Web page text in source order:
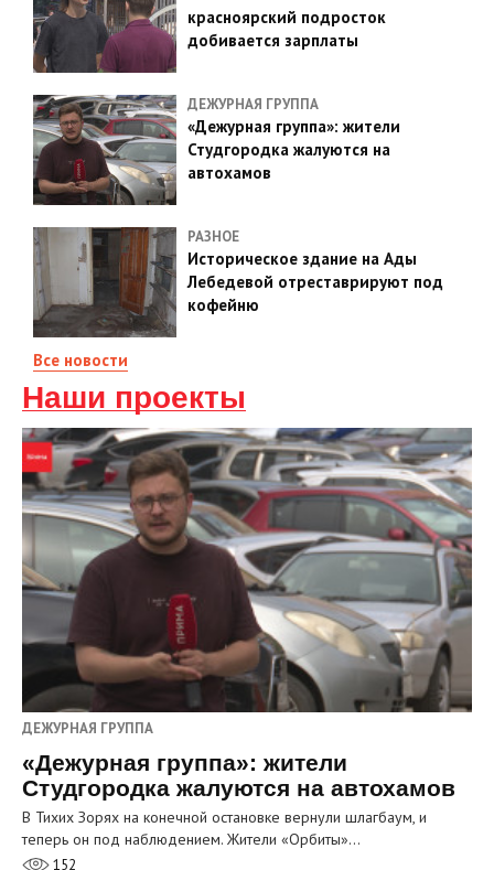
красноярский подросток
добивается зарплаты
ДЕЖУРНАЯ ГРУППА
«Дежурная группа»: жители
Студгородка жалуются на
автохамов
РАЗНОЕ
Историческое здание на Ады
Лебедевой отреставрируют под
кофейню
Все новости
Наши проекты
ДЕЖУРНАЯ ГРУППА
«Дежурная группа»: жители
Студгородка жалуются на автохамов
В Тихих Зорях на конечной остановке вернули шлагбаум, и
теперь он под наблюдением. Жители «Орбиты»…
152